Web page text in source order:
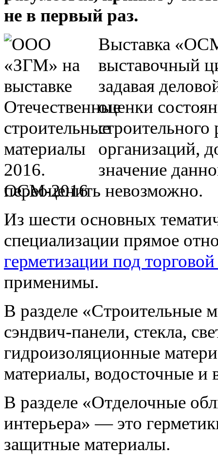
не в первый раз.
Выставка
выставочный
задавая
оценки
организаций,
значение
переоценить невозможно.
Из шести основных
специализации прямое
герметизации под
применимы.
В разделе «Строительные
сэндвич-панели, стекла,
гидроизоляционные
материалы, водосточные и
В разделе «Отделочные
интерьера» — это
защитные материалы.